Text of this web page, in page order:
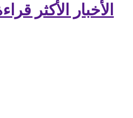
الأخبار الأكثر